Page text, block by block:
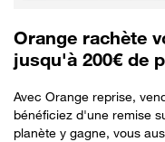
Orange rachète
jusqu'à 200€ de
Avec Orange reprise,
bénéficiez d'une remise
planète y gagne, vous